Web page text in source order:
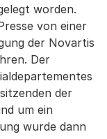
worden.
von einer
der Novartis
Der
der
um ein
wurde dann